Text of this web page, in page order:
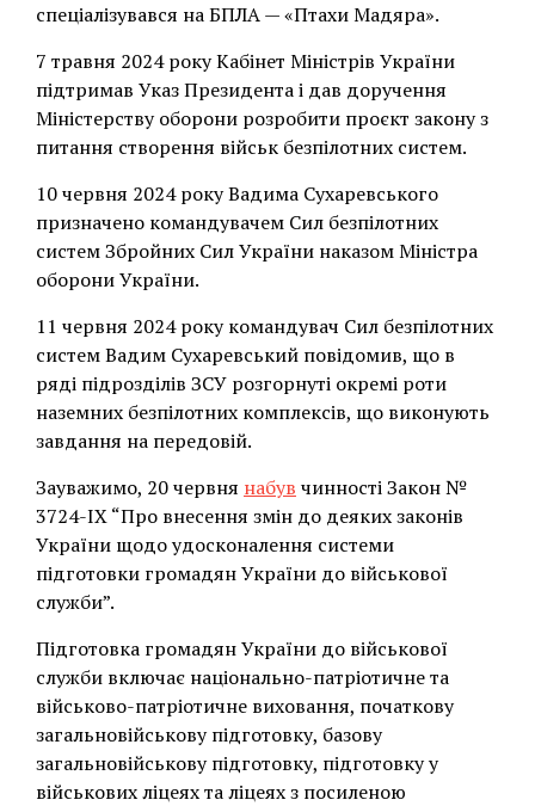
спеціалізувався на БПЛА — «Птахи Мадяра».
7 травня 2024 року Кабінет Міністрів України
підтримав Указ Президента і дав доручення
Міністерству оборони розробити проєкт закону з
питання створення військ безпілотних систем.
10 червня 2024 року Вадима Сухаревського
призначено командувачем Сил безпілотних
систем Збройних Сил України наказом Міністра
оборони України.
11 червня 2024 року командувач Сил безпілотних
систем Вадим Сухаревський повідомив, що в
ряді підрозділів ЗСУ розгорнуті окремі роти
наземних безпілотних комплексів, що виконують
завдання на передовій.
Зауважимо, 20 червня набув чинності Закон №
3724-IX “Про внесення змін до деяких законів
України щодо удосконалення системи
підготовки громадян України до військової
служби”.
Підготовка громадян України до військової
служби включає національно-патріотичне та
військово-патріотичне виховання, початкову
загальновійськову підготовку, базову
загальновійськову підготовку, підготовку у
військових ліцеях та ліцеях з посиленою